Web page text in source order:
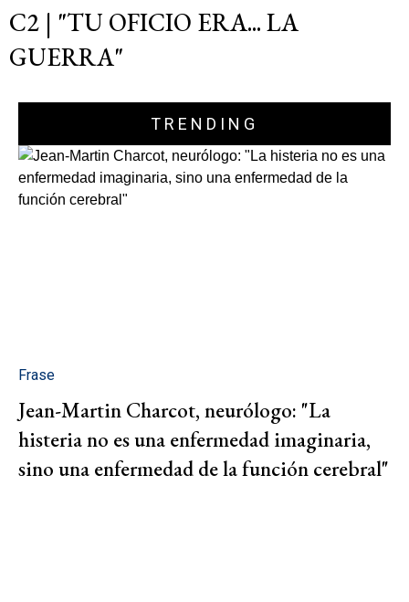
C2 | "TU OFICIO ERA... LA
GUERRA"
TRENDING
Frase
Jean-Martin Charcot, neurólogo: "La
histeria no es una enfermedad imaginaria,
sino una enfermedad de la función cerebral"